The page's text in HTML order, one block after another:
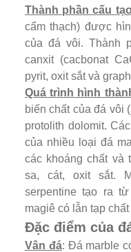
Thành phần cấu tạo
cẩm thạch) được
của đá vôi. Thành
canxit (cacbonat
pyrit, oxit sắt và
Quá trình hình
biến chất của đá vôi
protolith dolomit.
của nhiều loại đá
các khoáng chất và
sa, cát, oxit sắt.
serpentine tạo ra
magiê có lẫn tạp
Đặc điểm của
Vân đá: Đá marble